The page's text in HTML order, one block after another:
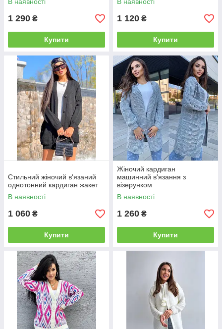
1 290 ₴
Купити
1 120 ₴
Купити
Стильний жіночий в'язаний
однотонний кардиган жакет
В наявності
1 060 ₴
Купити
Жіночий кардиган
машинний в'язання з
візерунком
В наявності
1 260 ₴
Купити